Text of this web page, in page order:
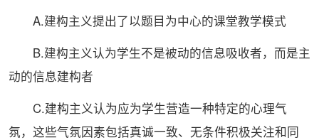
A.建构主义提出了以题目为中心的课堂教学模式
B.建构主义认为学生不是被动的信息吸收者，而是主
动的信息建构者
C.建构主义认为应为学生营造一种特定的心理气
氛，这些气氛因素包括真诚一致、无条件积极关注和同